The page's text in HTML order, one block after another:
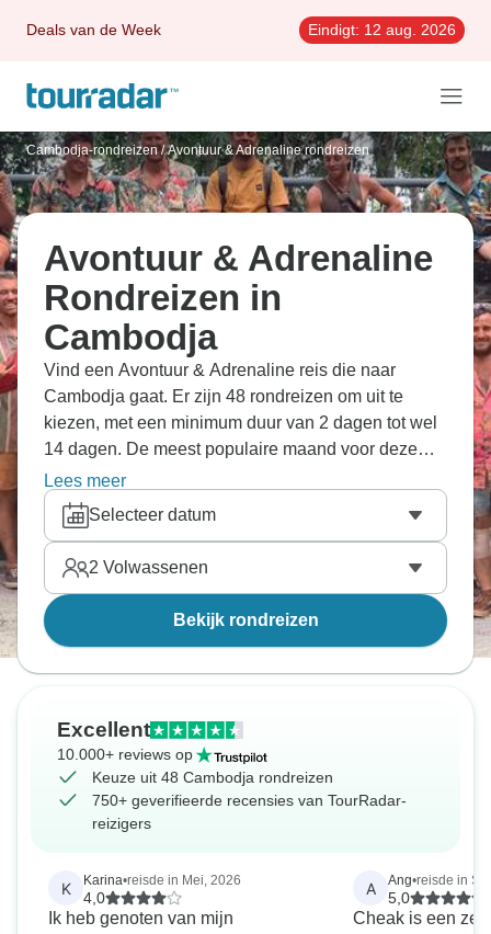
Deals van de Week Eindigt: 12 aug. 2026
Cambodja-rondreizen / Avontuur & Adrenaline rondreizen
Avontuur & Adrenaline
Rondreizen in
Cambodja
Vind een Avontuur & Adrenaline reis die naar
Cambodja gaat. Er zijn 48 rondreizen om uit te
kiezen, met een minimum duur van 2 dagen tot wel
14 dagen. De meest populaire maand voor deze
reizen is oktober, dan beginnen de meeste reizen.
Lees meer
Selecteer datum
2 Volwassenen
Bekijk rondreizen
Excellent
10.000+ reviews op
Keuze uit 48 Cambodja rondreizen
750+ geverifieerde recensies van TourRadar-
reizigers
K Karina•reisde in Mei, 2026
4,0
Ik heb genoten van mijn
A Ang•reisde in
5,0
Cheak is een